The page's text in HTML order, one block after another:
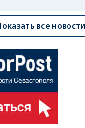
все новости